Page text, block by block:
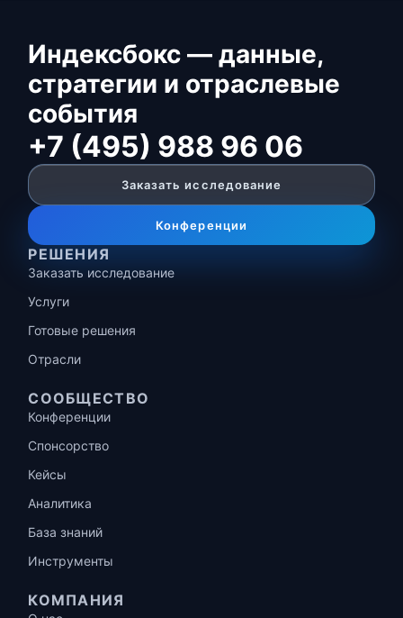
Индексбокс — данные,
стратегии и отраслевые
события
+7 (495) 988 96 06
Заказать исследование
Конференции
РЕШЕНИЯ
Заказать исследование
Услуги
Готовые решения
Отрасли
СООБЩЕСТВО
Конференции
Спонсорство
Кейсы
Аналитика
База знаний
Инструменты
КОМПАНИЯ